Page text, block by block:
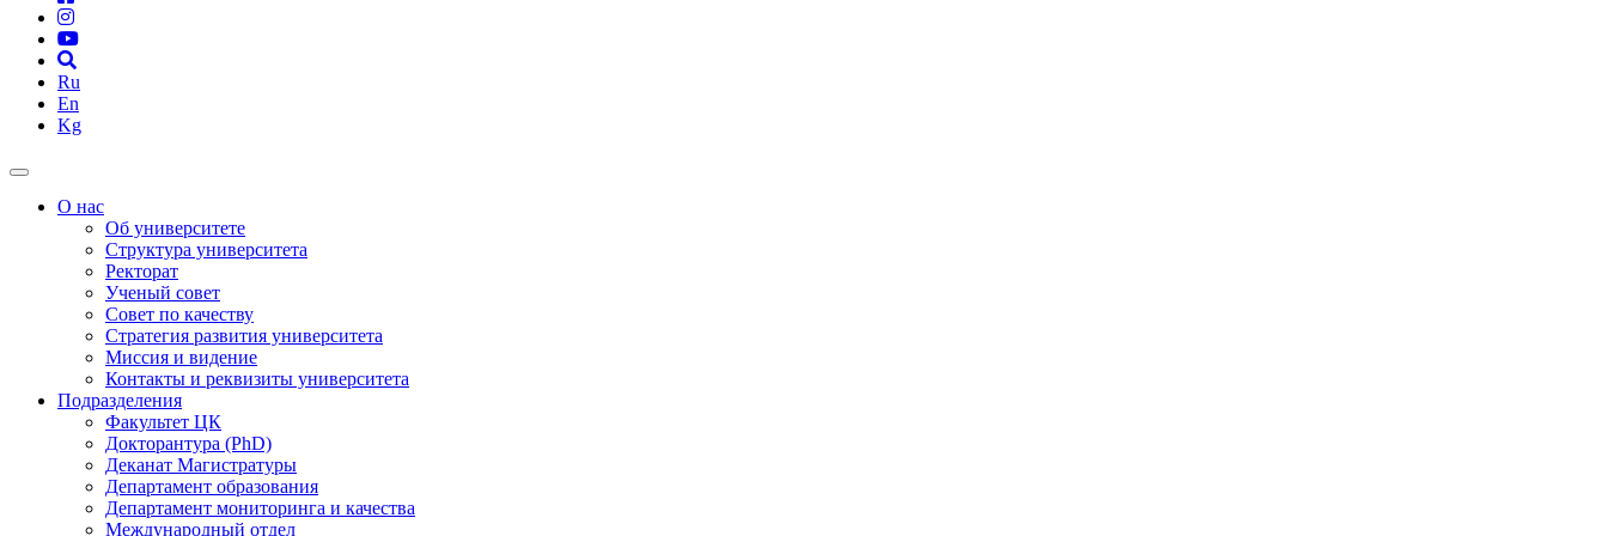
Ru
En
Kg
О нас
Об университете
Структура университета
Ректорат
Ученый совет
Совет по качеству
Стратегия развития университета
Миссия и видение
Контакты и реквизиты университета
Подразделения
Факультет ЦК
Докторантура (PhD)
Деканат Магистратуры
Департамент образования
Департамент мониторинга и качества
Международный отдел